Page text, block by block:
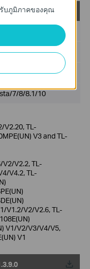
7/8/8.1/10
V2.20, TL-
V3 and TL-
V2/V2.2, TL-
V4.2, TL-
V1.2/V2/V2.6, TL-
V1/V2/V3/V4/V5,
V1
บภูมิภาคของคุณ